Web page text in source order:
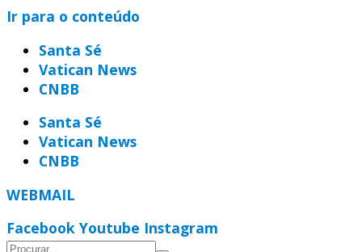
Ir para o conteúdo
Santa Sé
Vatican News
CNBB
Santa Sé
Vatican News
CNBB
WEBMAIL
Facebook Youtube Instagram